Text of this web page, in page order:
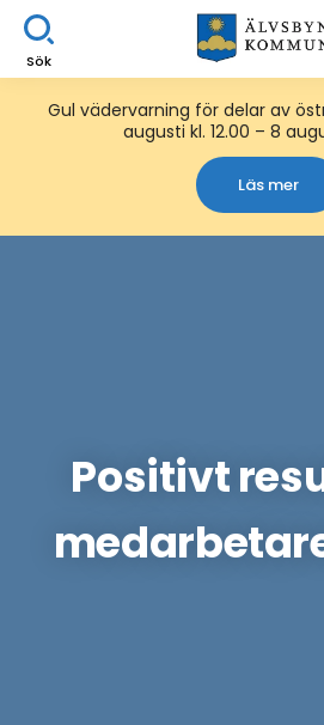
Sök
Gul vädervarning för delar av
augusti kl. 12.00 – 8
Läs mer
Positivt